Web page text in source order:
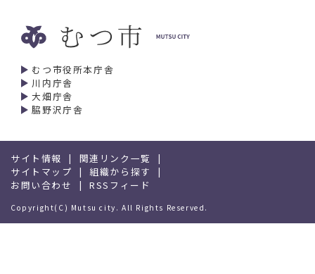
むつ市役所本庁舎
川内庁舎
大畑庁舎
脇野沢庁舎
サイト情報
関連リンク一覧
サイトマップ
組織から探す
お問い合わせ
RSSフィード
Copyright(C) Mutsu city. All Rights Reserved.